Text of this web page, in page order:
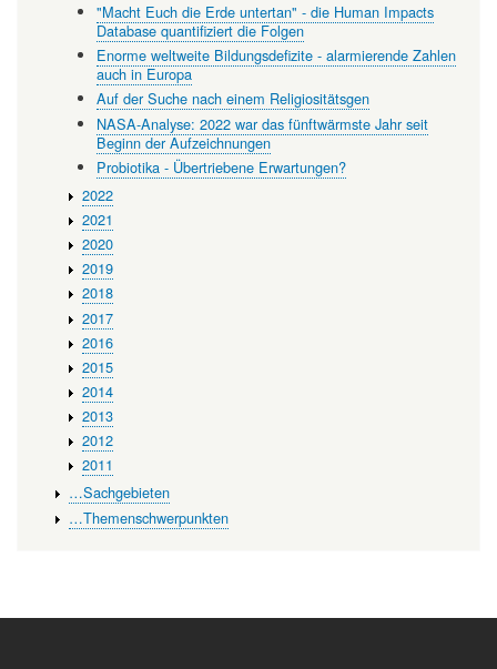
"Macht Euch die Erde untertan" - die Human Impacts
Database quantifiziert die Folgen
Enorme weltweite Bildungsdefizite - alarmierende Zahlen
auch in Europa
Auf der Suche nach einem Religiositätsgen
NASA-Analyse: 2022 war das fünftwärmste Jahr seit
Beginn der Aufzeichnungen
Probiotika - Übertriebene Erwartungen?
2022
2021
2020
2019
2018
2017
2016
2015
2014
2013
2012
2011
…Sachgebieten
…Themenschwerpunkten